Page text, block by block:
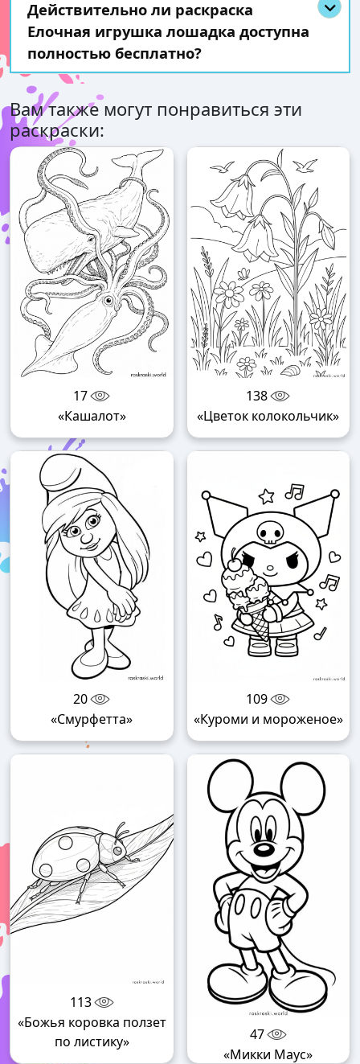
Действительно ли раскраска
Елочная игрушка лошадка доступна
полностью бесплатно?
Вам также могут понравиться эти
раскраски:
17
«Кашалот»
138
«Цветок колокольчик»
20
«Смурфетта»
109
«Куроми и мороженое»
113
«Божья коровка ползет
по листику»
47
«Микки Маус»